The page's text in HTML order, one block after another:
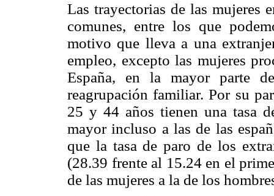
Las trayectorias de las mujeres
comunes, entre los que
motivo que lleva a una
empleo, excepto las mujeres
España, en la mayor parte
reagrupación familiar. Por su
25 y 44 años tienen una tasa
mayor incluso a las de las
que la tasa de paro de los
(28.39 frente al 15.24 en el
de las mujeres a la de los